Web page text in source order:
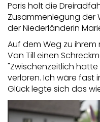
Paris holt die
Zusammenlegung der
der Niederländerin
Auf dem Weg zu
Van Till einen
"Zwischenzeitlich
verloren. Ich wäre fast
Glück legte sich das